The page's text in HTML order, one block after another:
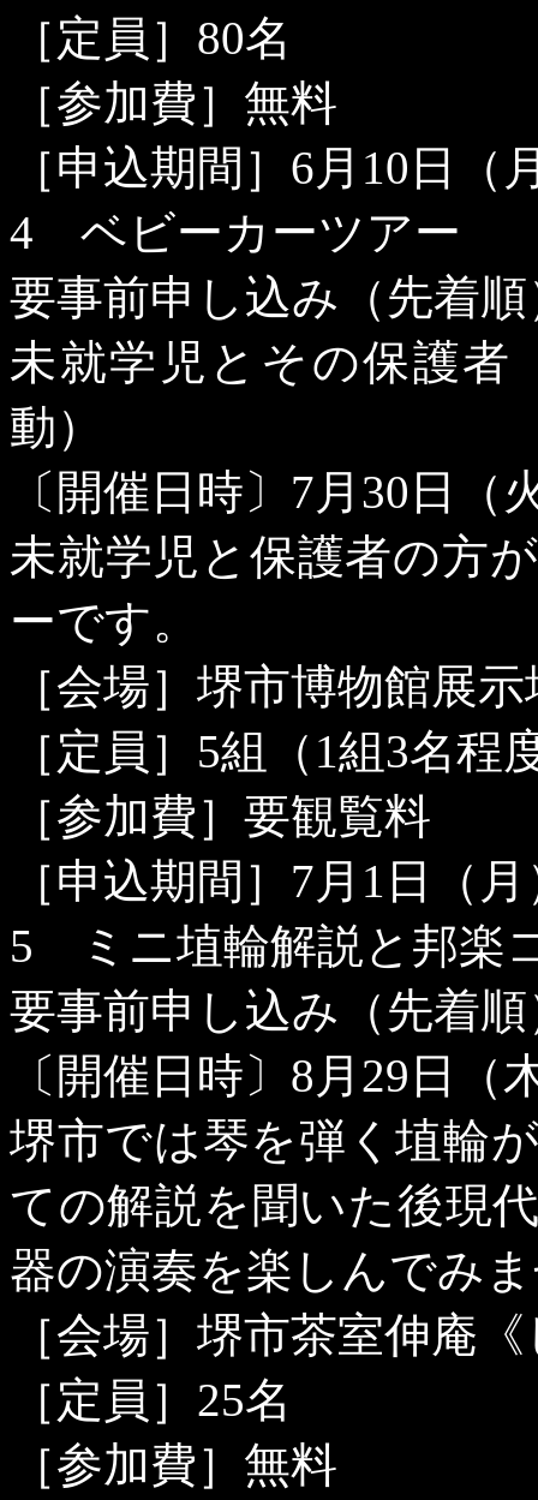
［定員］ 80名
［参加費］無料
［申込期間］ 6月 10 日（
4 ベビーカーツアー
要事前申し込み（先着
未就学児とその保護者
動）
〔開催日時〕 7月 30 日（
未就学児と保護者の方
ーです。
［会場］堺市博物館展示
［定員］ 5組（ 1組3名程
［参加費］要観覧料
［申込期間］ 7月 1 日（
5 ミニ埴輪解説と邦楽
要事前申し込み（先着
〔開催日時〕 8 月 29 日（
堺市では琴を弾く埴輪
ての解説を聞いた後現
器の演奏を楽しんでみ
［会場］堺市茶室伸庵
［定員］ 25名
［参加費］無料